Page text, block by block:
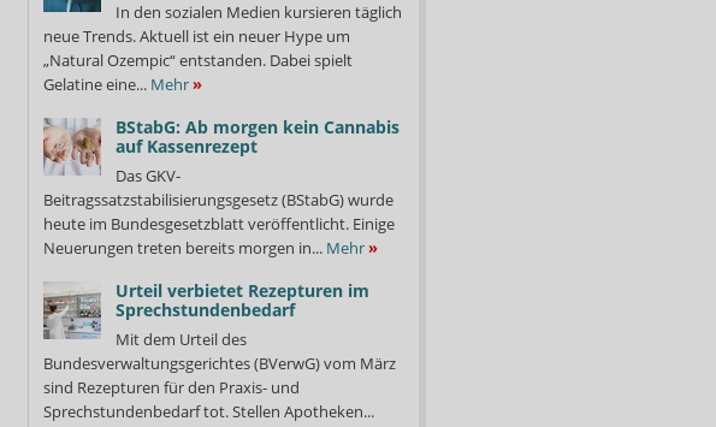
Der Deal wirbelt den Markt durcheinander.
In den sozialen Medien kursieren täglich
neue Trends. Aktuell ist ein neuer Hype um
„Natural Ozempic“ entstanden. Dabei spielt
Gelatine eine... Mehr»
BStabG: Ab morgen kein Cannabis
auf Kassenrezept
Das GKV-
Beitragssatzstabilisierungsgesetz (BStabG) wurde
heute im Bundesgesetzblatt veröffentlicht. Einige
Neuerungen treten bereits morgen in... Mehr»
Urteil verbietet Rezepturen im
Sprechstundenbedarf
Mit dem Urteil des
Bundesverwaltungsgerichtes (BVerwG) vom März
sind Rezepturen für den Praxis- und
Sprechstundenbedarf tot. Stellen Apotheken...